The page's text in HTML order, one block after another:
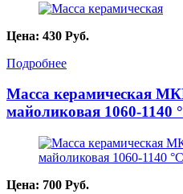
Цена: 430 Руб.
Подробнее
Масса керамическая
майоликовая 1060-1140
Цена: 700 Руб.